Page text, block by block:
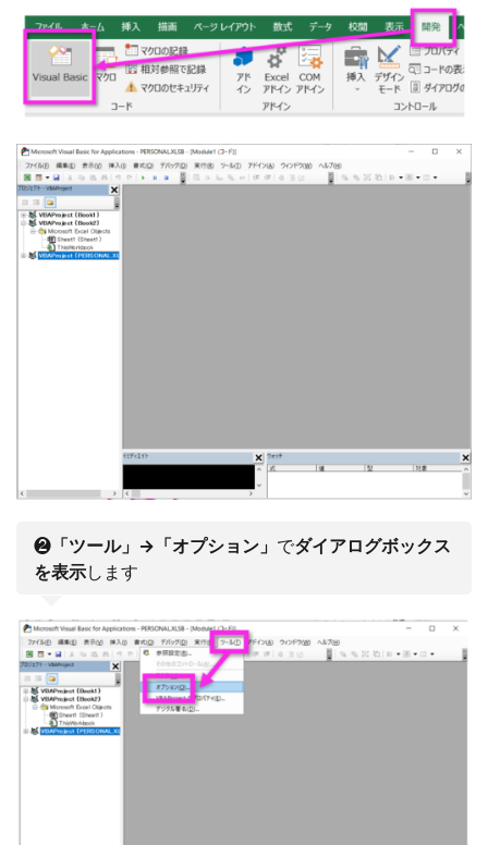
❷ 「ツール」→「オプション」 でダイアログボックス
を表示します